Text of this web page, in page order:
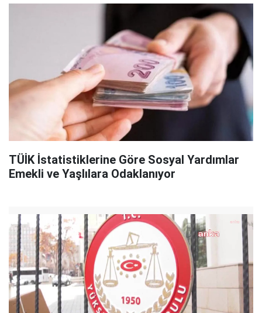
TÜİK İstatistiklerine Göre Sosyal Yardımlar
Emekli ve Yaşlılara Odaklanıyor